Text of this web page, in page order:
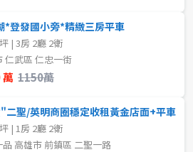
*登發國小旁*精緻三房平車
| 3房 2廳 2衛
仁武區 仁忠一街
1150萬
二聖/英明商圈穩定收租黃金店面+平車
| 1房 2廳 2衛
品 高雄市 前鎮區 二聖一路